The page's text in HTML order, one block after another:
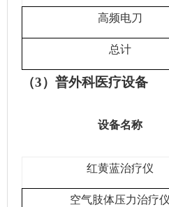
高频电刀
总计
（3）普外科医疗设备
设备名称
红黄蓝治疗仪
空气肢体压力治疗仪